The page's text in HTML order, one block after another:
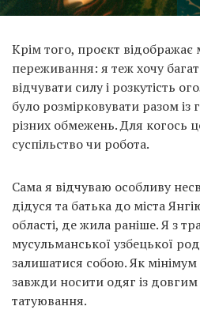
Крім того, проєкт відображає
переживання: я теж хочу
відчувати силу і розкутість
було розмірковувати разом
різних обмежень. Для когось
суспільство чи робота.
Сама я відчуваю особливу
дідуся та батька до міста
області, де жила раніше. Я з
мусульманської узбецької
залишатися собою. Як
завжди носити одяг із
татуювання.